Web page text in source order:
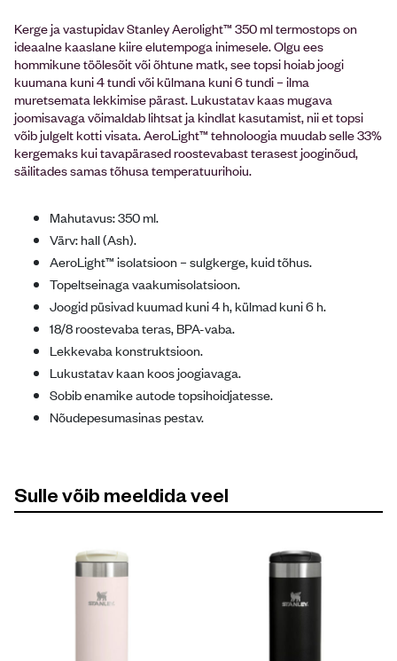
Kerge ja vastupidav Stanley Aerolight™ 350 ml termostops on
ideaalne kaaslane kiire elutempoga inimesele. Olgu ees
hommikune töölesõit või õhtune matk, see topsi hoiab joogi
kuumana kuni 4 tundi või külmana kuni 6 tundi – ilma
muretsemata lekkimise pärast. Lukustatav kaas mugava
joomisavaga võimaldab lihtsat ja kindlat kasutamist, nii et topsi
võib julgelt kotti visata. AeroLight™ tehnoloogia muudab selle 33%
kergemaks kui tavapärased roostevabast terasest jooginõud,
säilitades samas tõhusa temperatuurihoiu.
Mahutavus: 350 ml.
Värv: hall (Ash).
AeroLight™ isolatsioon – sulgkerge, kuid tõhus.
Topeltseinaga vaakumisolatsioon.
Joogid püsivad kuumad kuni 4 h, külmad kuni 6 h.
18/8 roostevaba teras, BPA-vaba.
Lekkevaba konstruktsioon.
Lukustatav kaan koos joogiavaga.
Sobib enamike autode topsihoidjatesse.
Nõudepesumasinas pestav.
Sulle võib meeldida veel